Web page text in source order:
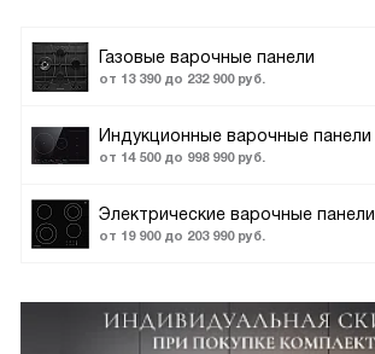
Газовые варочные панели
от 13 390 до 232 900 руб.
Индукционные варочные панели
от 14 500 до 998 990 руб.
Электрические варочные панели
от 19 900 до 203 990 руб.